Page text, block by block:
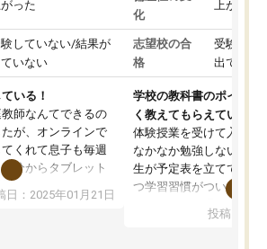
がった
していない/結果が
いない
いる！
師なんてできるの
が、オンラインで
くれて息子も毎週
分からタブレット
げるようになりまし
OKなのもとても気
日：2025年01月21日
化
上がった
志望校の合
格
受験して
出ていな
学校の教科書のポイント
く教えてもらえている
体験授業を受けて入塾し
なかなか勉強しない息子
生が予定表を立ててくれ
つ学習習慣がついてきま
指導が無い日も予定表
投稿日：